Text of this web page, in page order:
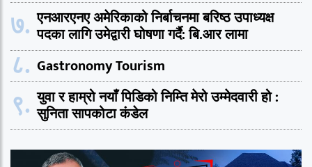
७. एनआरएनए अमेरिकाको निर्बाचनमा बरिष्ठ उपाध्यक्ष
पदका लागि उमेद्वारी घोषणा गर्दै: बि.आर लामा
८. Gastronomy Tourism
९. युवा र हाम्रो नयाँ पिडिको निम्ति मेरो उम्मेदवारी हो :
सुनिता सापकोटा कंडेल